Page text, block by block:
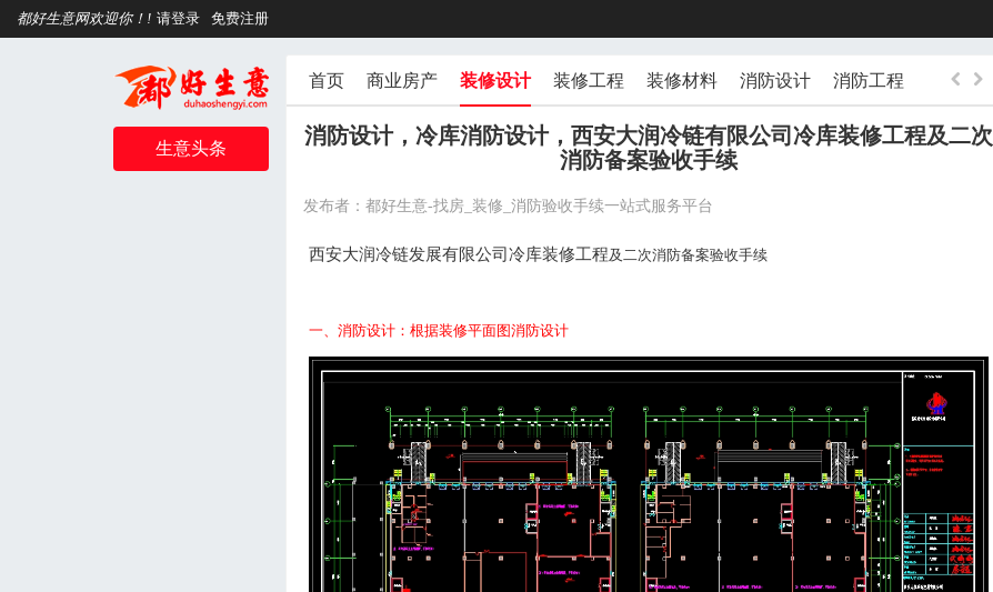
都好生意网欢迎你！! 请登录 免费注册
生意头条
首页 商业房产 装修设计 装修工程 装修材料 消防设计 消防工程 消防材料
消防设计，冷库消防设计，西安大润冷链有限公司冷库装修工程及二次
消防备案验收手续
发布者：都好生意-找房_装修_消防验收手续一站式服务平台
西安大润冷链发展有限公司冷库装修工程及二次消防备案验收手续
一、消防设计：根据装修平面图消防设计